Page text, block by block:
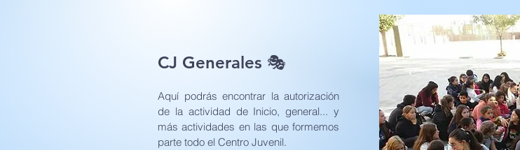
CJ Generales 🎭
Aquí podrás encontrar la autorización
de la actividad de Inicio, general... y
más actividades en las que formemos
parte todo el Centro Juvenil.